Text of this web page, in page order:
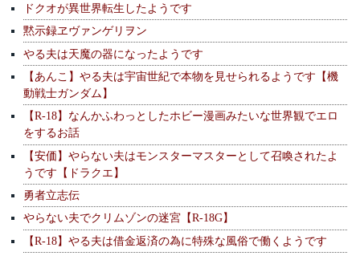
ドクオが異世界転生したようです
黙示録ヱヴァンゲリヲン
やる夫は天魔の器になったようです
【あんこ】やる夫は宇宙世紀で本物を見せられるようです【機
動戦士ガンダム】
【R-18】なんかふわっとしたホビー漫画みたいな世界観でエロ
をするお話
【安価】やらない夫はモンスターマスターとして召喚されたよ
うです【ドラクエ】
勇者立志伝
やらない夫でクリムゾンの迷宮【R-18G】
【R-18】やる夫は借金返済の為に特殊な風俗で働くようです